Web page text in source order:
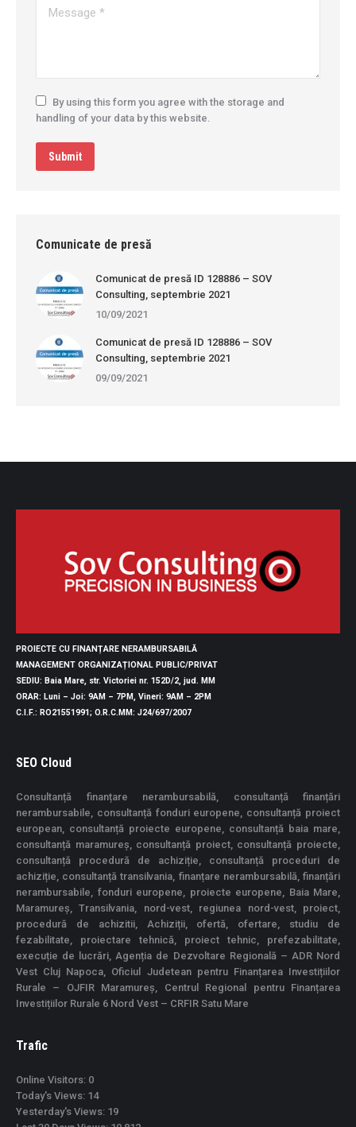
Message *
By using this form you agree with the storage and
handling of your data by this website.
Submit
Comunicate de presă
Comunicat de presă ID 128886 – SOV
Consulting, septembrie 2021
10/09/2021
Comunicat de presă ID 128886 – SOV
Consulting, septembrie 2021
09/09/2021
PROIECTE CU FINANȚARE NERAMBURSABILĂ
MANAGEMENT ORGANIZAȚIONAL PUBLIC/PRIVAT
SEDIU: Baia Mare, str. Victoriei nr. 152D/2, jud. MM
ORAR: Luni – Joi: 9AM – 7PM, Vineri: 9AM – 2PM
C.I.F.: RO21551991; O.R.C.MM: J24/697/2007
SEO Cloud
Consultanță finanțare nerambursabilă, consultanță finanțări
nerambursabile, consultanță fonduri europene, consultanță proiect
european, consultanță proiecte europene, consultanță baia mare,
consultanță maramureș, consultanță proiect, consultanță proiecte,
consultanță procedură de achiziție, consultanță proceduri de
achiziție, consultanță transilvania, finanțare nerambursabilă, finanțări
nerambursabile, fonduri europene, proiecte europene, Baia Mare,
Maramureș, Transilvania, nord-vest, regiunea nord-vest, proiect,
procedură de achizitii, Achiziții, ofertă, ofertare, studiu de
fezabilitate, proiectare tehnică, proiect tehnic, prefezabilitate,
execuție de lucrări, Agenția de Dezvoltare Regională – ADR Nord
Vest Cluj Napoca, Oficiul Judetean pentru Finanțarea Investițiilor
Rurale – OJFIR Maramureș, Centrul Regional pentru Finanțarea
Investițiilor Rurale 6 Nord Vest – CRFIR Satu Mare
Trafic
Online Visitors: 0
Today's Views: 14
Yesterday's Views: 19